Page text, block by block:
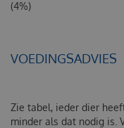
(4%)
VOEDINGSADVIES
Zie tabel, ieder dier
minder als dat nodig is.